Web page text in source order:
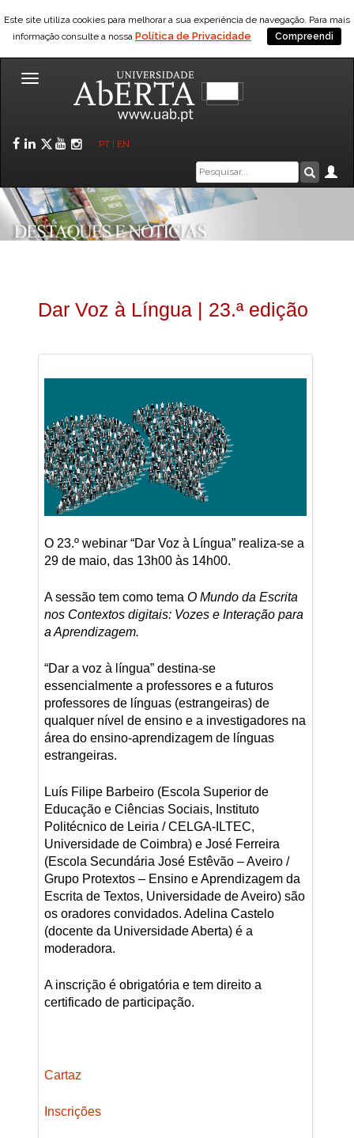
Este site utiliza cookies para melhorar a sua experiência de navegação. Para mais
informação consulte a nossa Política de Privacidade Compreendi
Toggle
Facebook
LinkedIn
Twitter
YouTube
Instagram
PT EN
Caixa
de
pesquisa
Dar Voz à Língua | 23.ª edição
O 23.º webinar “Dar Voz à Língua” realiza-se a
29 de maio, das 13h00 às 14h00.
A sessão tem como tema O Mundo da Escrita
nos Contextos digitais: Vozes e Interação para
a Aprendizagem.
“Dar a voz à língua” destina-se
essencialmente a professores e a futuros
professores de línguas (estrangeiras) de
qualquer nível de ensino e a investigadores na
área do ensino-aprendizagem de línguas
estrangeiras.
Luís Filipe Barbeiro (Escola Superior de
Educação e Ciências Sociais, Instituto
Politécnico de Leiria / CELGA-ILTEC,
Universidade de Coimbra) e José Ferreira
(Escola Secundária José Estêvão – Aveiro /
Grupo Protextos – Ensino e Aprendizagem da
Escrita de Textos, Universidade de Aveiro) são
os oradores convidados. Adelina Castelo
(docente da Universidade Aberta) é a
moderadora.
A inscrição é obrigatória e tem direito a
certificado de participação.
Cartaz
Inscrições